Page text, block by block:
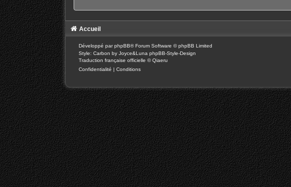
Accueil
Développé parphpBB® Forum Software © phpBB Limited
Style: Carbon by Joyce&Luna phpBB-Style-Design
Traduction française officielle ©Qiaeru
Confidentialité | Conditions